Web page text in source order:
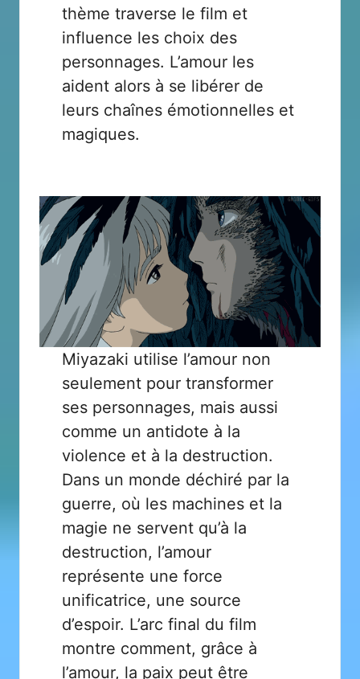
thème traverse le film et
influence les choix des
personnages. L’amour les
aident alors à se libérer de
leurs chaînes émotionnelles et
magiques.
Miyazaki utilise l’amour non
seulement pour transformer
ses personnages, mais aussi
comme un antidote à la
violence et à la destruction.
Dans un monde déchiré par la
guerre, où les machines et la
magie ne servent qu’à la
destruction, l’amour
représente une force
unificatrice, une source
d’espoir. L’arc final du film
montre comment, grâce à
l’amour, la paix peut être